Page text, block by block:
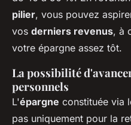
pilier, vous pouvez
vos derniers revenus, à
votre épargne assez tôt.
La possibilité
personnels
L'épargne constituée via
pas uniquement pour la